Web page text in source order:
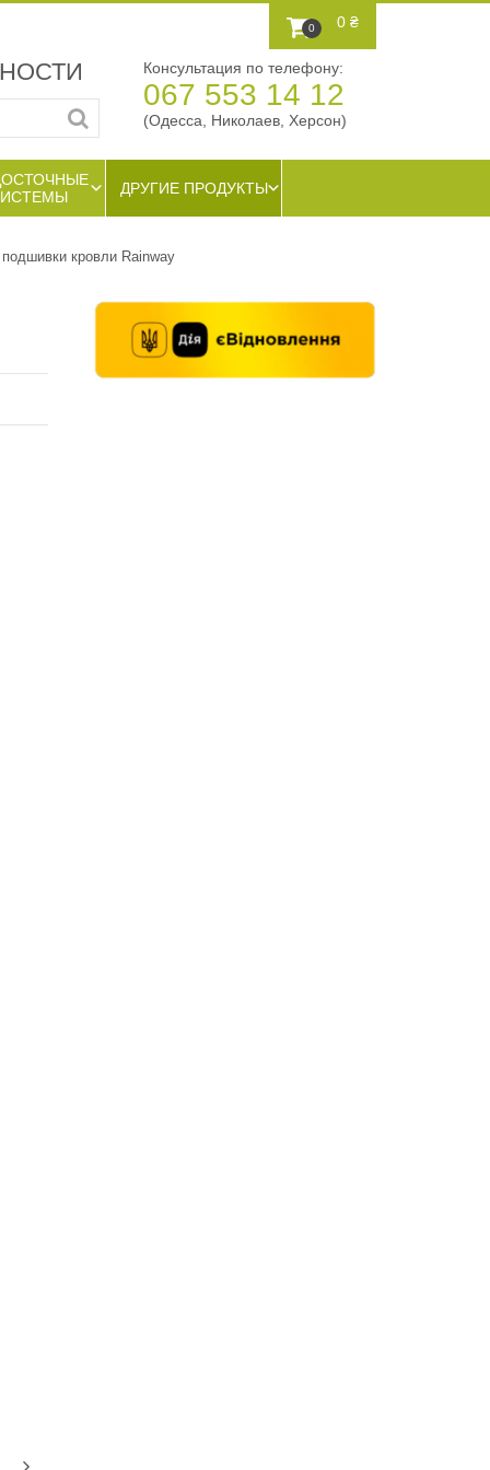
0 0 ₴
Консультация по телефону:
067 553 14 12
(Одесса, Николаев, Херсон)
ДРУГИЕ ПРОДУКТЫ
кровли Rainway